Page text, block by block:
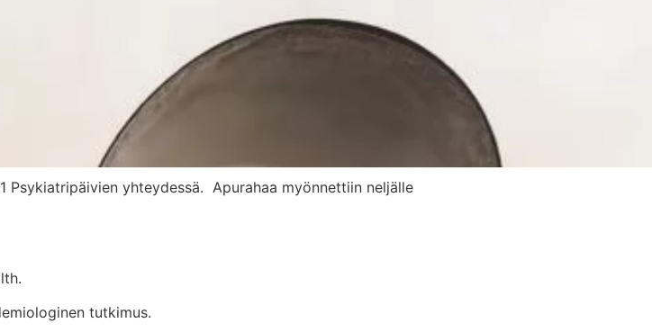
Psykiatripäivien yhteydessä. Apurahaa myönnettiin neljälle
tutkimus.